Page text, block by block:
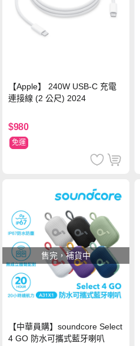
【Apple】 240W USB-C 充電
連接線 (2 公尺) 2024
$980
免運
售完，補貨中
【中華員購】soundcore Select
4 GO 防水可攜式藍牙喇叭